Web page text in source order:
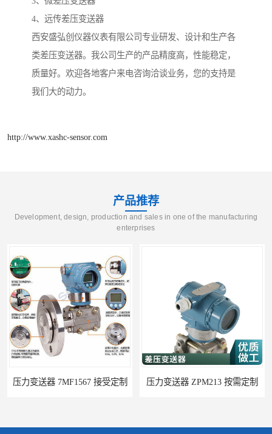
4、远传差压变送器
西安盛弘创仪器仪表有限公司专业研发、设计和生产各
类差压变送器。我公司生产的产品精度高，性能稳定，
质量好。欢迎各地客户来电咨询洽谈业务，您的支持是
我们大的动力。
http://www.xashc-sensor.com
产品推荐
Development, design, production and sales in one of the manufacturing
enterprises
压力变送器 ZPM213 按需定制 压力变送器 ZF-S-X 性能稳定